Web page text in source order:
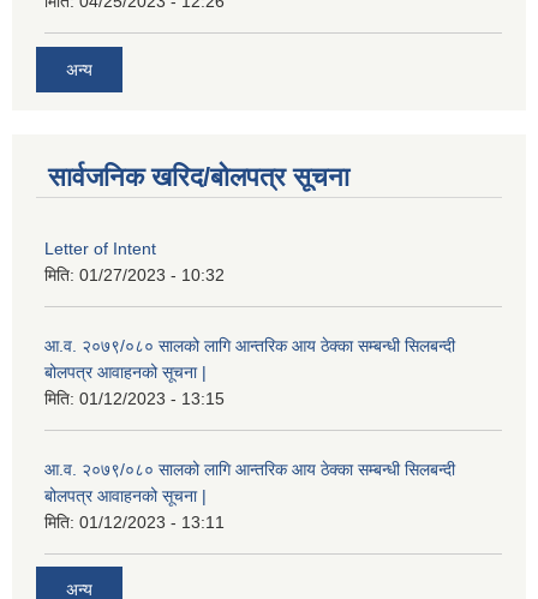
अन्य
सार्वजनिक खरिद/बोलपत्र सूचना
Letter of Intent
मिति: 01/27/2023 - 10:32
आ.व. २०७९/०८० सालको लागि आन्तरिक आय ठेक्का सम्बन्धी सिलबन्दी
बोलपत्र आवाहनको सूचना |
मिति: 01/12/2023 - 13:15
आ.व. २०७९/०८० सालको लागि आन्तरिक आय ठेक्का सम्बन्धी सिलबन्दी
बोलपत्र आवाहनको सूचना |
मिति: 01/12/2023 - 13:11
अन्य